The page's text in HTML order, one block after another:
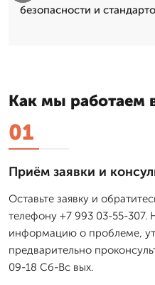
безопасности и
Как мы работаем
01
Приём заявки и
Оставьте заявку и
телефону +7 993 03-55-
информацию о проблеме,
предварительно
09-18 Сб-Вс вых.